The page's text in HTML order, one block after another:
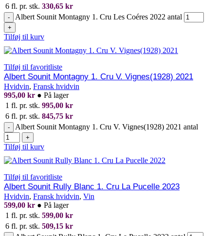
6 fl. pr. stk. 330,65 kr
- Albert Sounit Montagny 1. Cru Les Coéres 2022 antal
+
Tilføj til kurv
Tilføj til favoritliste
Albert Sounit Montagny 1. Cru V. Vignes(1928) 2021
Hvidvin, Fransk hvidvin
995,00 kr ● På lager
1 fl. pr. stk. 995,00 kr
6 fl. pr. stk. 845,75 kr
- Albert Sounit Montagny 1. Cru V. Vignes(1928) 2021 antal
+
Tilføj til kurv
Tilføj til favoritliste
Albert Sounit Rully Blanc 1. Cru La Pucelle 2023
Hvidvin, Fransk hvidvin, Vin
599,00 kr ● På lager
1 fl. pr. stk. 599,00 kr
6 fl. pr. stk. 509,15 kr